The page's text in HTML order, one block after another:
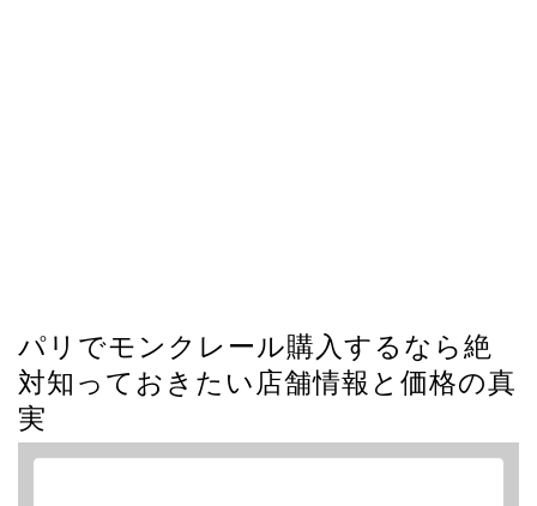
パリでモンクレール購入するなら絶
対知っておきたい店舗情報と価格の真
実